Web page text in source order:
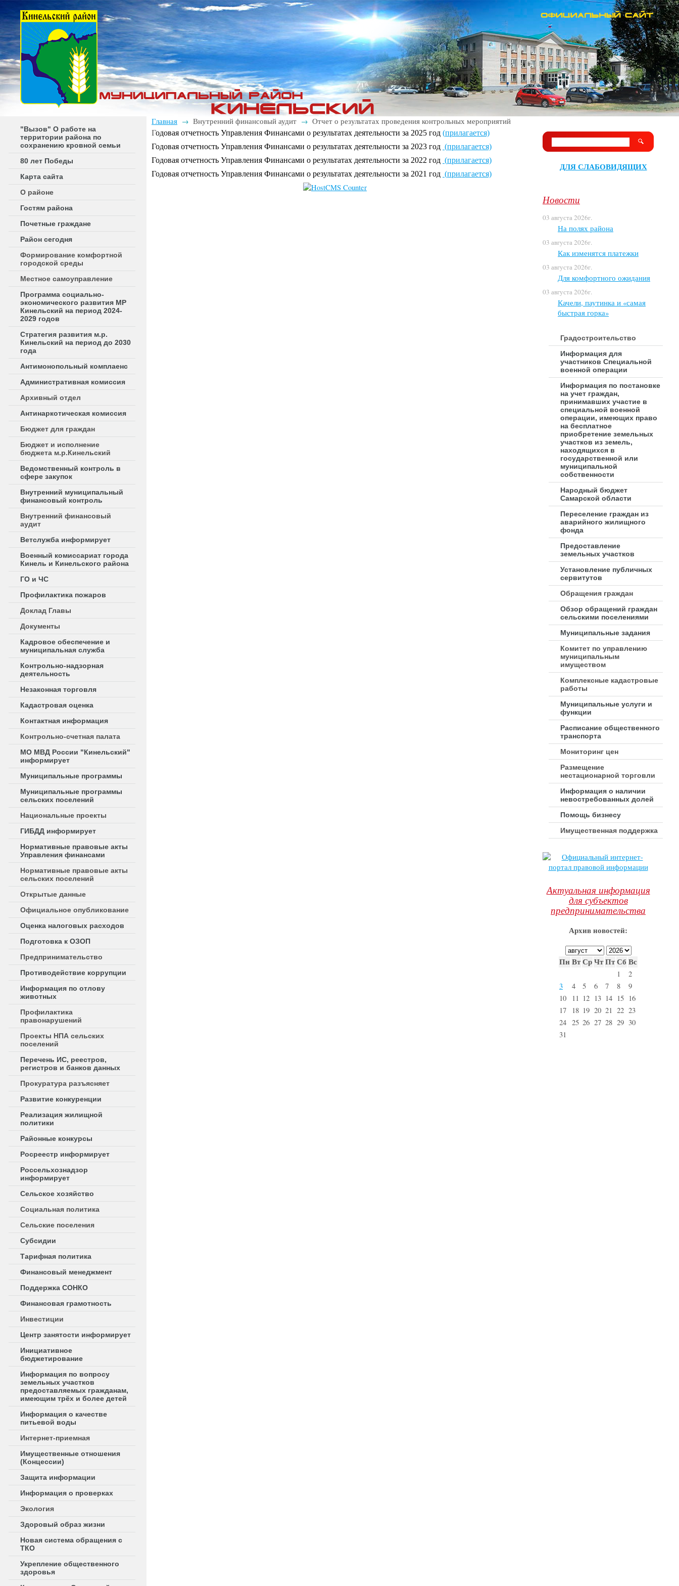
"Вызов" О работе на
территории района по
сохранению кровной семьи
80 лет Победы
Карта сайта
О районе
Гостям района
Почетные граждане
Район сегодня
Формирование комфортной
городской среды
Местное самоуправление
Программа социально-
экономического развития МР
Кинельский на период 2024-
2029 годов
Стратегия развития м.р.
Кинельский на период до 2030
года
Антимонопольный комплаенс
Административная комиссия
Архивный отдел
Антинаркотическая комиссия
Бюджет для граждан
Бюджет и исполнение
бюджета м.р.Кинельский
Ведомственный контроль в
сфере закупок
Внутренний муниципальный
финансовый контроль
Внутренний финансовый
аудит
Ветслужба информирует
Военный комиссариат города
Кинель и Кинельского района
ГО и ЧС
Профилактика пожаров
Доклад Главы
Документы
Кадровое обеспечение и
муниципальная служба
Контрольно-надзорная
деятельность
Незаконная торговля
Кадастровая оценка
Контактная информация
Контрольно-счетная палата
МО МВД России "Кинельский"
информирует
Муниципальные программы
Муниципальные программы
сельских поселений
Национальные проекты
ГИБДД информирует
Нормативные правовые акты
Управления финансами
Нормативные правовые акты
сельских поселений
Открытые данные
Официальное опубликование
Оценка налоговых расходов
Подготовка к ОЗОП
Предпринимательство
Противодействие коррупции
Информация по отлову
животных
Профилактика
правонарушений
Проекты НПА сельских
поселений
Перечень ИС, реестров,
регистров и банков данных
Прокуратура разъясняет
Развитие конкуренции
Реализация жилищной
политики
Районные конкурсы
Росреестр информирует
Россельхознадзор
информирует
Сельское хозяйство
Социальная политика
Сельские поселения
Субсидии
Тарифная политика
Финансовый менеджмент
Поддержка СОНКО
Финансовая грамотность
Инвестиции
Центр занятости информирует
Инициативное
бюджетирование
Информация по вопросу
земельных участков
предоставляемых гражданам,
имеющим трёх и более детей
Информация о качестве
питьевой воды
Интернет-приемная
Имущественные отношения
(Концессии)
Защита информации
Информация о проверках
Экология
Здоровый образ жизни
Новая система обращения с
ТКО
Укрепление общественного
здоровья
Главная → Внутренний финансовый аудит → Отчет о результатах проведения контрольных мероприятий
Годовая отчетность Управления Финансами о результатах деятельности за 2025 год (прилагается)
Годовая отчетность Управления Финансами о результатах деятельности за 2023 год (прилагается)
Годовая отчетность Управления Финансами о результатах деятельности за 2022 год (прилагается)
Годовая отчетность Управления Финансами о результатах деятельности за 2021 год (прилагается)
ДЛЯ СЛАБОВИДЯЩИХ
Новости
03 августа 2026г.
На полях района
03 августа 2026г.
Как изменятся платежки
03 августа 2026г.
Для комфортного ожидания
03 августа 2026г.
Качели, паутинка и «самая
быстрая горка»
Градостроительство
Информация для
участников Специальной
военной операции
Информация по постановке
на учет граждан,
принимавших участие в
специальной военной
операции, имеющих право
на бесплатное
приобретение земельных
участков из земель,
находящихся в
государственной или
муниципальной
собственности
Народный бюджет
Самарской области
Переселение граждан из
аварийного жилищного
фонда
Предоставление
земельных участков
Установление публичных
сервитутов
Обращения граждан
Обзор обращений граждан
сельскими поселениями
Муниципальные задания
Комитет по управлению
муниципальным
имуществом
Комплексные кадастровые
работы
Муниципальные услуги и
функции
Расписание общественного
транспорта
Мониторинг цен
Размещение
нестационарной торговли
Информация о наличии
невостребованных долей
Помощь бизнесу
Имущественная поддержка
Актуальная информация
для субъектов
предпринимательства
Архив новостей:
Пн ВтСрЧтПтСб Вс
1
2
3
4 5 6 7 8
9
10
11 12 13 14 15 16
17
18 19 20 21 22 23
24 25 26 27 28 29 30
31